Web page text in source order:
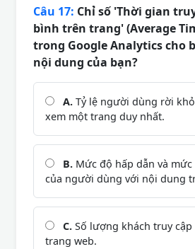
Câu 17: Chỉ số 'Thời gian
bình trên trang' (Average
trong Google Analytics cho
nội dung của bạn?
A. Tỷ lệ người dùng rời
xem một trang duy nhất.
B. Mức độ hấp dẫn và
của người dùng với nội dung
C. Số lượng khách truy cập
trang web.